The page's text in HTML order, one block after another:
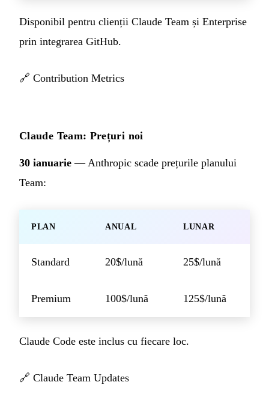
Disponibil pentru clienții Claude Team și Enterprise
prin integrarea GitHub.
🔗 Contribution Metrics
Claude Team: Prețuri noi
30 ianuarie — Anthropic scade prețurile planului
Team:
PLAN ANUAL LUNAR
Standard 20$/lună 25$/lună
Premium 100$/lună 125$/lună
Claude Code este inclus cu fiecare loc.
🔗 Claude Team Updates